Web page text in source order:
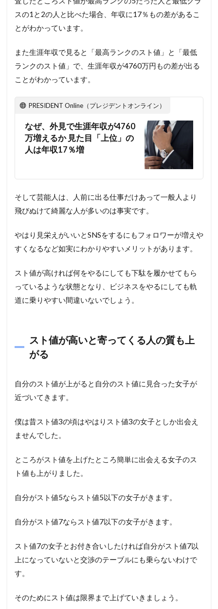
スの1と2の人と比べた場合、年収に17％もの差があるこ
とがわかっています。
また生涯年収で見ると「最高ランクのスト値」と「最低
ランクのスト値」で、生涯年収が4760万円もの差が出る
ことがわかっています。
PRESIDENT Online（プレジデントオンライン）
なぜ、外見で生涯年収が4760
万増えるか 見た目「上位」の
人は年収17％増
そして芸能人は、人前に出る仕事だけあって一般人より
飛びぬけて綺麗な人が多いのは事実です。
やはり見栄えがいいとSNSをするにもフォロワーが増えや
すくなるなど如実にわかりやすいメリットがあります。
スト値が高ければ何をやるにしても下駄を履かせてもら
っているような状態となり、ビジネスをやるにしても軌
道に乗りやすい間違いないでしょう。
スト値が高いと寄ってくる人の質も上
がる
自分のスト値が上がると自分のスト値に見合った女子が
近づいてきます。
僕は昔スト値3の頃はやはりスト値3の女子としか出会え
ませんでした。
ところがスト値を上げたところ簡単に出会える女子のス
ト値も上がりました。
自分がスト値5ならスト値5以下の女子がきます。
自分がスト値7ならスト値7以下の女子がきます。
スト値7の女子とお付き合いしたければ自分がスト値7以
上になっていないと交渉のテーブルにも乗らないわけで
す。
そのためにスト値は限界まで上げていきましょう。